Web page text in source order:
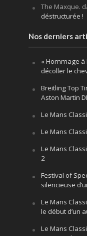
The Maxque.
déstructurée !
Nos derniers
« Hommage à
décoller le
Breitling Top
Aston Martin
Le Mans
Le Mans
Le Mans
2
Festival of
silencieuse
Le Mans
le début d’un
Le Mans